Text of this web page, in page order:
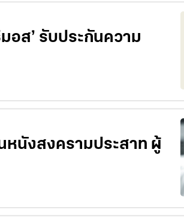
อส’ รับประกันความ